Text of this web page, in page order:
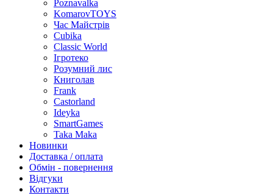
Poznavalka
KomarovTOYS
Час Майстрів
Cubika
Classic World
Ігротеко
Розумний лис
Книголав
Frank
Castorland
Ideyka
SmartGames
Taka Maka
Новинки
Доставка / оплата
Обмін - повернення
Відгуки
Контакти